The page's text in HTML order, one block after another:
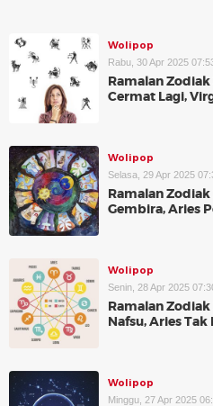
Wolipop
Rabu, 30 Apr 2025
Ramalan
Cermat Lagi,
Wolipop
Selasa, 29 Apr 2025
Ramalan
Gembira, Aries
Wolipop
Senin, 28 Apr 2025
Ramalan
Nafsu, Aries
Wolipop
Minggu, 27 Apr 2025